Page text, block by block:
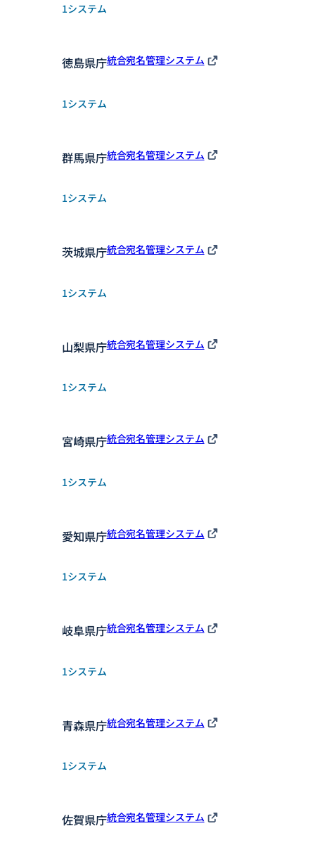
1システム
徳島県庁
1システム
統合宛名管理システム
群馬県庁
1システム
統合宛名管理システム
茨城県庁
1システム
統合宛名管理システム
山梨県庁
1システム
統合宛名管理システム
宮崎県庁
1システム
統合宛名管理システム
愛知県庁
1システム
統合宛名管理システム
岐阜県庁
1システム
統合宛名管理システム
青森県庁
1システム
統合宛名管理システム
佐賀県庁統合宛名管理システム